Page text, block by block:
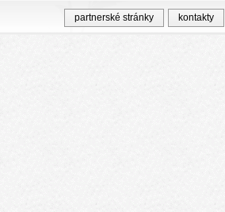
partnerské stránky kontakty